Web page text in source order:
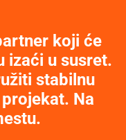
koji će
izaći u susret.
stabilnu
Na